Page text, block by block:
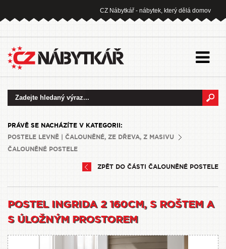
CZ Nábytkář - nábytek, který dělá domov
PRÁVĚ SE NACHÁZÍTE V KATEGORII:
POSTELE LEVNĚ | ČALOUNĚNÉ, ZE DŘEVA, Z MASIVU
ČALOUNĚNÉ POSTELE
ZPĚT DO ČÁSTI ČALOUNĚNÉ POSTELE
POSTEL INGRIDA 2 160CM, S ROŠTEM A
S ÚLOŽNÝM PROSTOREM